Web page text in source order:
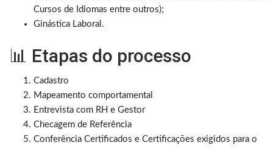
Cursos de Idiomas entre outros);
Ginástica Laboral.
📊 Etapas do processo
Cadastro
Mapeamento comportamental
Entrevista com RH e Gestor
Checagem de Referência
Conferência Certificados e Certificações exigidos para o